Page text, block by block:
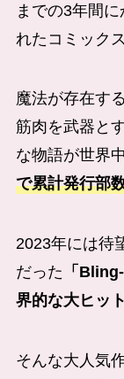
までの3年間
れたコミック
魔法が存在す
筋肉を武器と
な物語が世界
で累計発行部
2023年には待
だった 「
界的な大ヒッ
そんな大人気